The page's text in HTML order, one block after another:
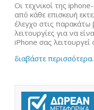
Οι τεχνικοί της
από κάθε επισκευή
έλεγχο στις παρακάτω
λειτουργίες για να
iPhone σας λειτουργεί
διαβάστε